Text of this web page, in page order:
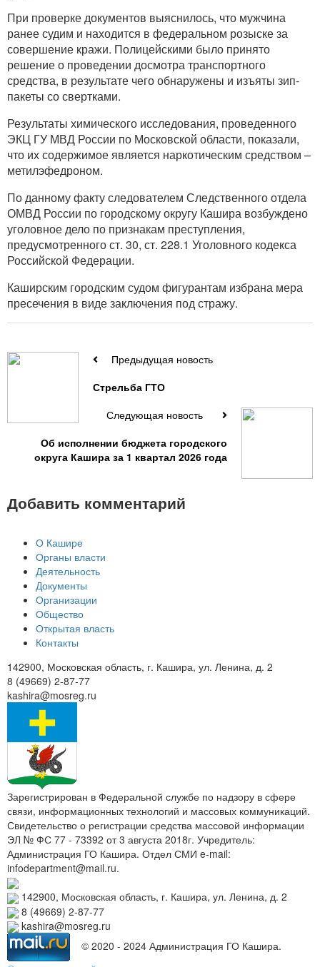
При проверке документов выяснилось, что мужчина
ранее судим и находится в федеральном розыске за
совершение кражи. Полицейскими было принято
решение о проведении досмотра транспортного
средства, в результате чего обнаружены и изъяты зип-
пакеты со свертками.
Результаты химического исследования, проведенного
ЭКЦ ГУ МВД России по Московской области, показали,
что их содержимое является наркотическим средством –
метилэфедроном.
По данному факту следователем Следственного отдела
ОМВД России по городскому округу Кашира возбуждено
уголовное дело по признакам преступления,
предусмотренного ст. 30, ст. 228.1 Уголовного кодекса
Российской Федерации.
Каширским городским судом фигурантам избрана мера
пресечения в виде заключения под стражу.
Предыдущая новость
Стрельба ГТО
Следующая новость
Об исполнении бюджета городского
округа Кашира за 1 квартал 2026 года
Добавить комментарий
О Кашире
Органы власти
Деятельность
Документы
Организации
Общество
Открытая власть
Контакты
142900, Московская область, г. Кашира, ул. Ленина, д. 2
8 (49669) 2-87-77
kashira@mosreg.ru
Зарегистрирован в Федеральной службе по надзору в сфере
связи, информационных технологий и массовых коммуникаций.
Свидетельство о регистрации средства массовой информации
ЭЛ № ФС 77 - 73392 от 3 августа 2018г. Учредитель:
Администрация ГО Кашира. Отдел СМИ e-mail:
infodepartment@mail.ru.
142900, Московская область, г. Кашира, ул. Ленина, д. 2
8 (49669) 2-87-77
kashira@mosreg.ru
© 2020 - 2024 Администрация ГО Кашира.